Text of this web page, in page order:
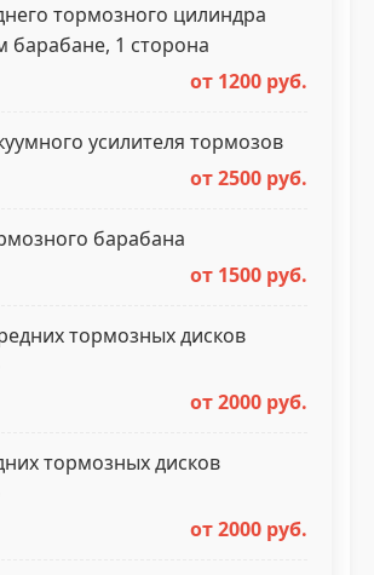
тормозного цилиндра
барабане, 1 сторона
от 1200 руб.
усилителя тормозов
от 2500 руб.
барабана
от 1500 руб.
тормозных дисков
от 2000 руб.
тормозных дисков
от 2000 руб.